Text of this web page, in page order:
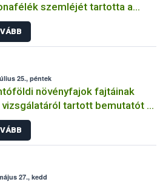
szemléjét tartotta a
25., péntek
növényfajok fajtáinak
vizsgálatáról tartott bemutatót a
27., kedd